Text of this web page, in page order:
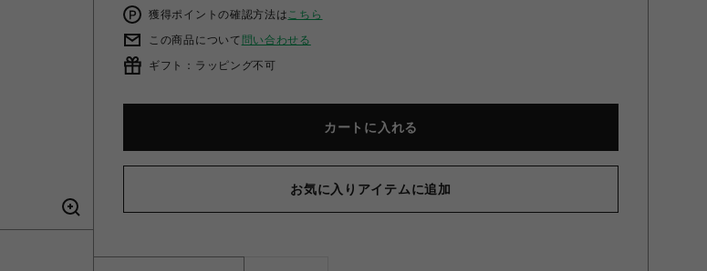
獲得ポイントの確認方法はこちら
この商品について 問い合わせる
ギフト：ラッピング不可
カートに入れる
お気に入りアイテムに追加